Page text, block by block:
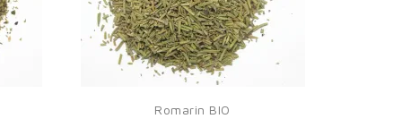
Aperçu rapide
Romarin BIO